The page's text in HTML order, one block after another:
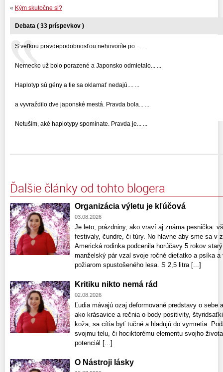
« Kým skutočne si?
Debata ( 33 príspevkov )
S veľkou pravdepodobnosťou nehovoríte po... ...
Nemecko už bolo porazené a Japonsko odmietalo... ...
Haplotyp sú gény a tie sa oklamať nedajú.... ...
a vyvraždilo dve japonské mestá. Pravda bola... ...
Netuším, aké haplotypy spomínate. Pravda je... ...
Ďalšie články od tohto blogera
Organizácia výletu je kľúčová
03.08.2026
Je leto, prázdniny, ako vraví aj známa pesnička:
festivaly, čundre, či túry. No hlavne aby sme sa v
Americká rodinka podcenila horúčavy 5 rokov
manželský pár vzal svoje ročné dieťatko a psíka a
požiarom spustošeného lesa. S 2,5 litra [...]
Kritiku nikto nemá rád
02.08.2026
Ľudia mávajú ozaj deformované predstavy o
ako krásavice a rečnia o body positivity,
koža, sa cítia byť tučné a hladujú do vymretia.
svojmu telu, či hociktorému elementu svojho
potenciál [...]
O Nástroji lásky